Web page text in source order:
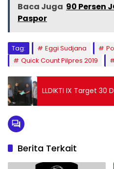
Baca Juga 90 Persen
Paspor
Tag: Eggi Sudjana
Quick Count Pilpres 2019
LLDIKTI IX Target 30
Berita Terkait